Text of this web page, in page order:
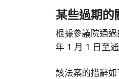
某些過期的
根據參議院通
年 1 月 1 日至
該法案的措辭